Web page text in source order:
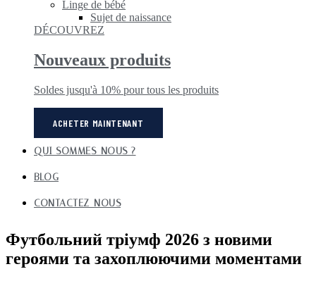
Linge de bébé
Sujet de naissance
DÉCOUVREZ
Nouveaux produits
Soldes jusqu'à 10% pour tous les produits
ACHETER MAINTENANT
QUI SOMMES-NOUS ?
BLOG
CONTACTEZ-NOUS
Футбольний тріумф 2026 з новими
героями та захоплюючими моментами